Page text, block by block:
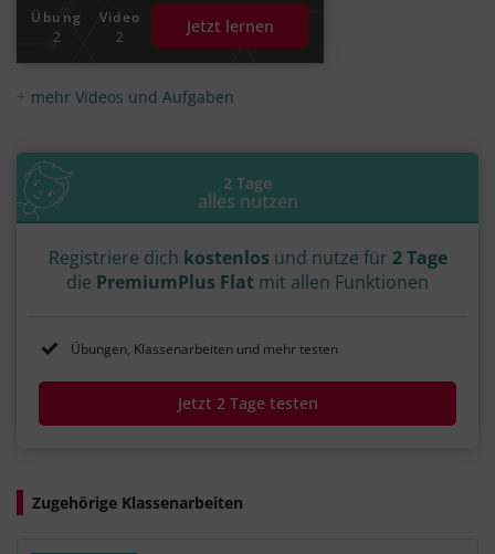
Übung
2
Video
2
Jetzt lernen
mehr Videos und Aufgaben
2 Tage
alles nutzen
Registriere dich kostenlos und nutze für 2 Tage
die PremiumPlus Flat mit allen Funktionen
Übungen, Klassenarbeiten und mehr testen
Jetzt 2 Tage testen
Zugehörige Klassenarbeiten